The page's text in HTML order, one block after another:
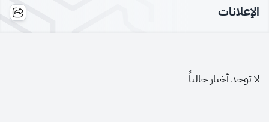
الإعلانات
لا توجد أخبار حالياً